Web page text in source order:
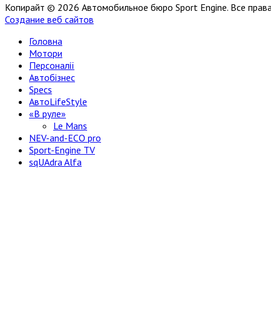
Копирайт © 2026 Автомобильное бюро Sport Engine. Все
Создание веб сайтов
Головна
Мотори
Персоналії
Автобізнес
Specs
АвтоLifeStyle
«В руле»
Le Mans
NEV-and-ECO pro
Sport-Engine TV
sqUAdra Alfa